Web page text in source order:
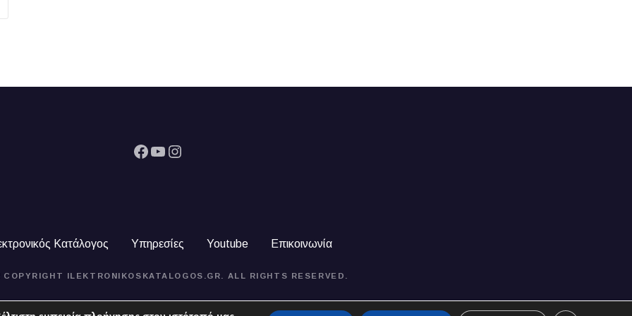
Facebook YouTube Instagram
Κατάλογος Υπηρεσίες Youtube Επικοινωνία
COPYRIGHT ILEKTRONIKOSKATALOGOS.GR. ALL RIGHTS RESERVED.